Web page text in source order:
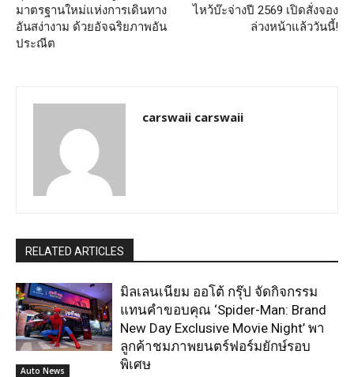
มาตรฐานใหม่แห่งการเดินทาง
อันสง่างาม ด้วยอัจฉริยภาพอัน
ประณีต
ไหว้บ๊ะจ่างปี 2569 เปิดสั่งจอง
ล่วงหน้าแล้ววันนี้!
carswaii carswaii
RELATED ARTICLES
Auto News
มิลเลนเนียม ออโต้ กรุ๊ป จัดกิจกรรม
แทนคำขอบคุณ ‘Spider-Man: Brand
New Day Exclusive Movie Night’ พา
ลูกค้าชมภาพยนตร์ฟอร์มยักษ์รอบ
พิเศษ